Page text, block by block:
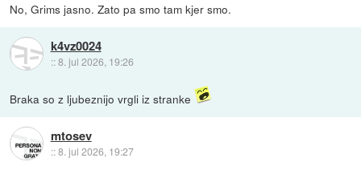
No, Grims jasno. Zato pa smo tam kjer smo.
k4vz0024
::8. jul 2026, 19:26
Braka so z ljubeznijo vrgli iz stranke
mtosev
::8. jul 2026, 19:27